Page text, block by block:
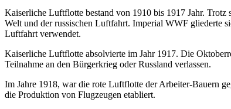
Kaiserliche Luftflotte bestand von 1910 bis 1917 Jahr.
Welt und der russischen Luftfahrt. Imperial WWF gliederte
Luftfahrt verwendet.
Kaiserliche Luftflotte absolvierte im Jahr 1917. Die
Teilnahme an den Bürgerkrieg oder Russland verlassen.
Im Jahre 1918, war die rote Luftflotte der Arbeiter-Bauern
die Produktion von Flugzeugen etabliert.